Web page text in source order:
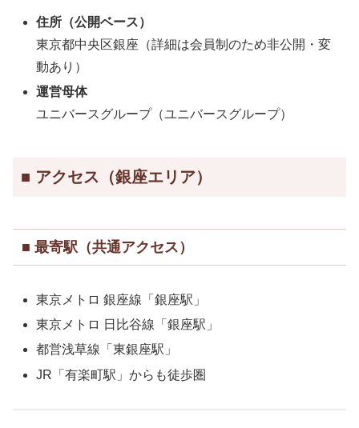
住所（公開ベース）
東京都中央区銀座（詳細は会員制のため非公開・変
動あり）
運営母体
ユニバースグループ（ユニバースグループ）
■ アクセス（銀座エリア）
■ 最寄駅（共通アクセス）
東京メトロ 銀座線「銀座駅」
東京メトロ 日比谷線「銀座駅」
都営浅草線「東銀座駅」
JR「有楽町駅」からも徒歩圏